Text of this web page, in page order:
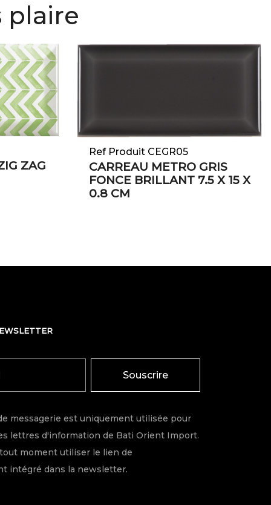
plaire
ZAG
Ref Produit CEGR05
CARREAU METRO GRIS
FONCE BRILLANT 7.5 X 15 X
0.8 CM
Souscrire
messagerie est uniquement utilisée pour
lettres d'information de Bati Orient Import.
moment utiliser le lien de
intégré dans la newsletter.